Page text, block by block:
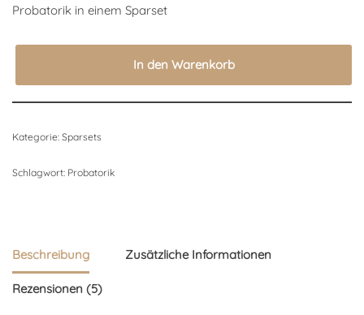
Probatorik in einem Sparset
In den Warenkorb
Kategorie: Sparsets
Schlagwort: Probatorik
Beschreibung Zusätzliche Informationen
Rezensionen (5)